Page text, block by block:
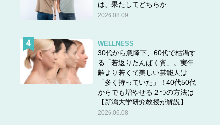
期間：2024年2/3（土）～2/9（金）
場所：東京都渋谷区神宮前周辺
定） 計25箇所（予定）〉
ROUGE PUR COUTURE / ルージュ ピュールクチ
1978年に誕生し、YSLのアイコンリップとなった「ルー
は、果たしてどちらか
2026.08.09
WELLNESS
30代から急降下、60代で枯渇す
る「若返りたんぱく質」。実年
齢より若くて美しい芸能人は
「多く持っていた」！40代50代
からでも増やせる２つの方法は
【新潟大学研究教授が解説】
2026.06.08